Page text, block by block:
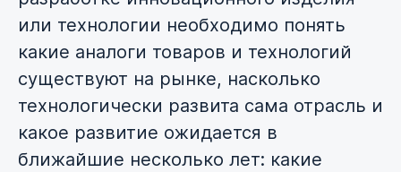
или технологии необходимо понять
какие аналоги товаров и технологий
существуют на рынке, насколько
технологически развита сама отрасль и
какое развитие ожидается в
ближайшие несколько лет: какие